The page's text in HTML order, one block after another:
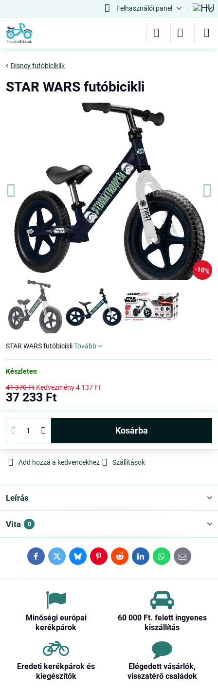
Felhasználói panel
10%
Disney futóbiciklik
STAR WARS futóbicikli
STAR WARS futóbicikliTovább
Készleten
41 370 Ft Kedvezmény4 137 Ft
37 233 Ft
kosárba
Add hozzá a kedvencekhez Szállítások
Leírás
Vita 0
FacebookTwitterBlueskyPinterestRedditLinkedInWhatsApp
E-
mail
Minőségi európai
kerékpárok
60 000 Ft​. felett ingyenes
kiszállítás
Eredeti kerékpárok és
kiegészítők
Elégedett vásárlók,
visszatérő családok